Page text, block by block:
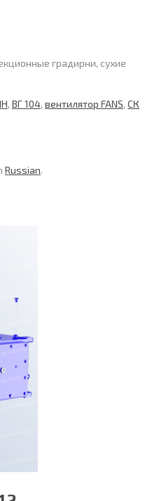
градирни, сухие
, ВГ 104, вентилятор FANS, СК
Russian.